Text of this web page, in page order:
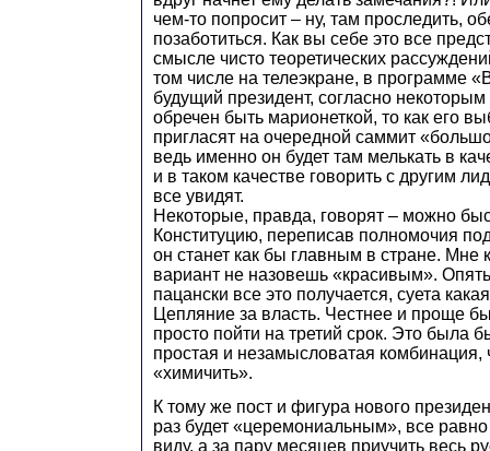
чем-то попросит – ну, там проследить,
позаботиться. Как вы себе это все
смысле чисто теоретических
том числе на телеэкране, в программе
будущий президент, согласно
обречен быть марионеткой, то как его
пригласят на очередной саммит
ведь именно он будет там мелькать в
и в таком качестве говорить с другим
все увидят.
Некоторые, правда, говорят – можно
Конституцию, переписав полномочия
он станет как бы главным в стране. Мне
вариант не назовешь «красивым».
пацански все это получается, суета
Цепляние за власть. Честнее и проще
просто пойти на третий срок. Это была
простая и незамысловатая комбинация,
«химичить».
К тому же пост и фигура нового
раз будет «церемониальным», все равно
виду, а за пару месяцев приучить весь